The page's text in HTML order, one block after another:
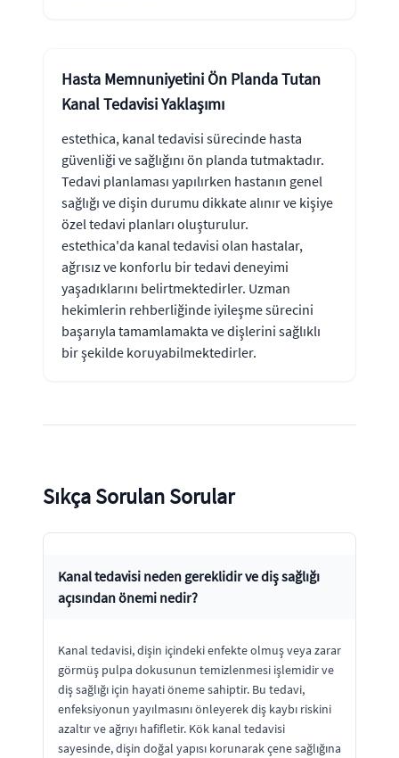
Hasta Memnuniyetini Ön Planda Tutan
Kanal Tedavisi Yaklaşımı
estethica, kanal tedavisi sürecinde hasta
güvenliği ve sağlığını ön planda tutmaktadır.
Tedavi planlaması yapılırken hastanın genel
sağlığı ve dişin durumu dikkate alınır ve kişiye
özel tedavi planları oluşturulur.
estethica'da kanal tedavisi olan hastalar,
ağrısız ve konforlu bir tedavi deneyimi
yaşadıklarını belirtmektedirler. Uzman
hekimlerin rehberliğinde iyileşme sürecini
başarıyla tamamlamakta ve dişlerini sağlıklı
bir şekilde koruyabilmektedirler.
Sıkça Sorulan Sorular
Kanal tedavisi neden gereklidir ve diş sağlığı
açısından önemi nedir?
Kanal tedavisi, dişin içindeki enfekte olmuş veya zarar
görmüş pulpa dokusunun temizlenmesi işlemidir ve
diş sağlığı için hayati öneme sahiptir. Bu tedavi,
enfeksiyonun yayılmasını önleyerek diş kaybı riskini
azaltır ve ağrıyı hafifletir. Kök kanal tedavisi
sayesinde, dişin doğal yapısı korunarak çene sağlığına